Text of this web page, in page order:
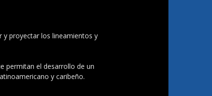
y proyectar los lineamientos y
permitan el desarrollo de un
y caribeño.